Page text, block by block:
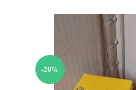
-20%